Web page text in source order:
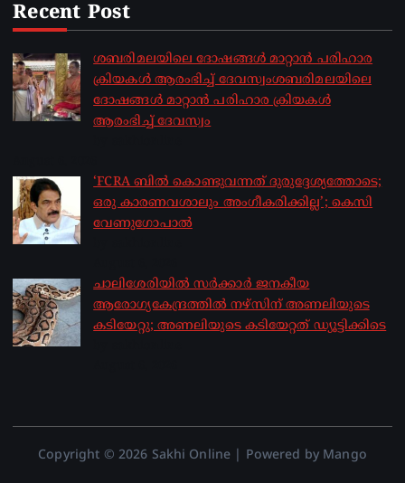
Recent Post
ശബരിമലയിലെ ദോഷങ്ങൾ മാറ്റാൻ പരിഹാര
ക്രിയകൾ ആരംഭിച്ച് ദേവസ്വംശബരിമലയിലെ
ദോഷങ്ങൾ മാറ്റാൻ പരിഹാര ക്രിയകൾ
ആരംഭിച്ച് ദേവസ്വം
‘FCRA ബിൽ കൊണ്ടുവന്നത് ദുരുദ്ദേശ്യത്തോടെ;
ഒരു കാരണവശാലും അം​ഗീകരിക്കില്ല’; കെസി
വേണു​ഗോപാൽ
ചാലിശേരിയില്‍ സര്‍ക്കാര്‍ ജനകീയ
ആരോഗ്യകേന്ദ്രത്തില്‍ നഴ്സിന് അണലിയുടെ
കടിയേറ്റു; അണലിയുടെ കടിയേറ്റത് ഡ്യൂട്ടിക്കിടെ
Copyright © 2026 Sakhi Online | Powered by Mango